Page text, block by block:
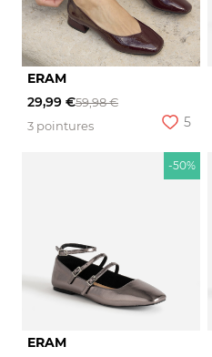
ERAM
29,99 €59,98 €
3 pointures
5
-50%
ERAM